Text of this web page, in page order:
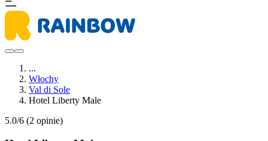
...
Włochy
Val di Sole
Hotel Liberty Male
5.0/6 (2 opinie)